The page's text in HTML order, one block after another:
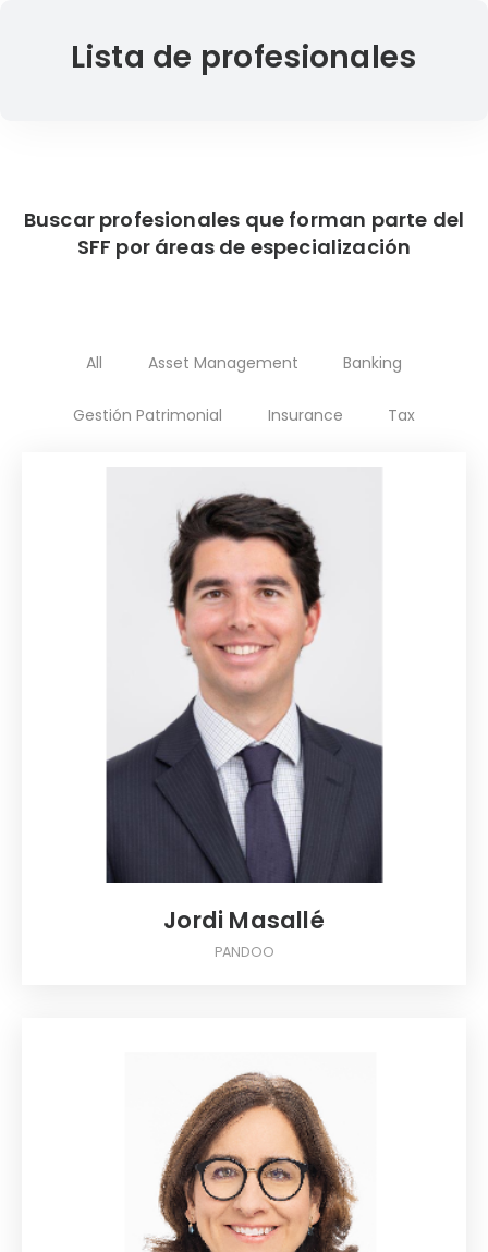
Lista de profesionales
Buscar profesionales que forman parte del
SFF por áreas de especialización
All Asset Management Banking
Gestión Patrimonial Insurance Tax
Jordi Masallé
PANDOO